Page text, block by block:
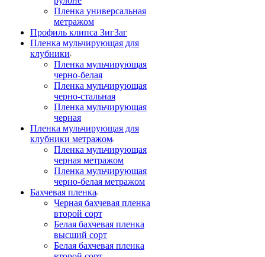
Пленка универсальная
метражом
Профиль клипса ЗигЗаг
Пленка мульчирующая для
клубники
Пленка мульчирующая
черно-белая
Пленка мульчирующая
черно-стальная
Пленка мульчирующая
черная
Пленка мульчирующая для
клубники метражом
Пленка мульчирующая
черная метражом
Пленка мульчирующая
черно-белая метражом
Бахчевая пленка
Черная бахчевая пленка
второй сорт
Белая бахчевая пленка
высший сорт
Белая бахчевая пленка